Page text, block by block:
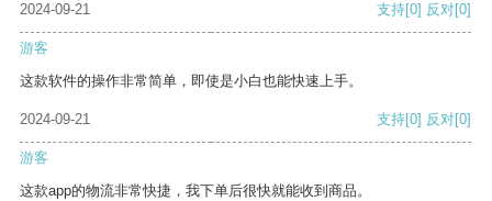
2024-09-21 支持[0] 反对[0]
游客
这款软件的操作非常简单，即使是小白也能快速上手。
2024-09-21 支持[0] 反对[0]
游客
这款app的物流非常快捷，我下单后很快就能收到商品。